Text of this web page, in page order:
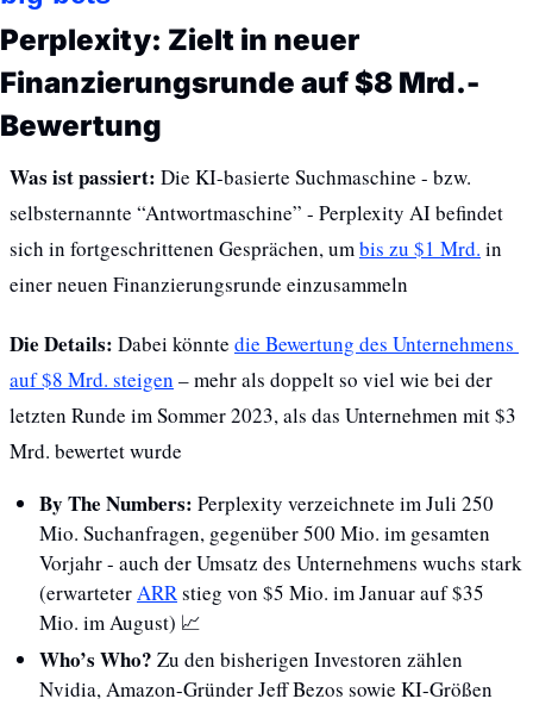
Perplexity: Zielt in neuer
Finanzierungsrunde auf $8 Mrd.-
Bewertung
Was ist passiert: Die KI-basierte Suchmaschine - bzw.
selbsternannte “Antwortmaschine” - Perplexity AI befindet
sich in fortgeschrittenen Gesprächen, um bis zu $1 Mrd. in
einer neuen Finanzierungsrunde einzusammeln
Die Details: Dabei könnte die Bewertung des Unternehmens
auf $8 Mrd. steigen – mehr als doppelt so viel wie bei der
letzten Runde im Sommer 2023, als das Unternehmen mit $3
Mrd. bewertet wurde
By The Numbers: Perplexity verzeichnete im Juli 250
Mio. Suchanfragen, gegenüber 500 Mio. im gesamten
Vorjahr - auch der Umsatz des Unternehmens wuchs stark
(erwarteter ARR stieg von $5 Mio. im Januar auf $35
Mio. im August) 📈
Who’s Who? Zu den bisherigen Investoren zählen
Nvidia, Amazon-Gründer Jeff Bezos sowie KI-Größen